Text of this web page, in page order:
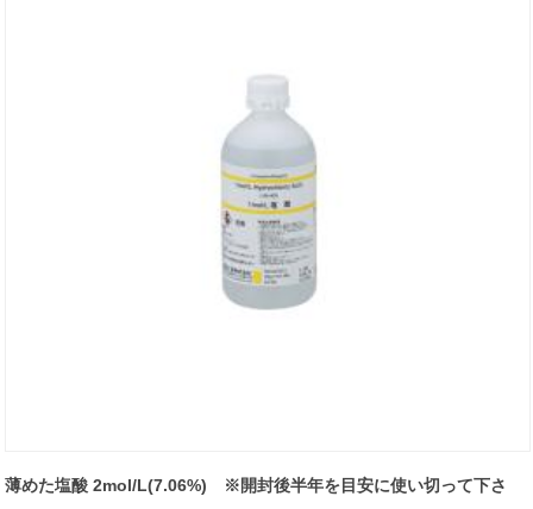
薄めた塩酸 2mol/L(7.06%) ※開封後半年を目安に使い切って下さ